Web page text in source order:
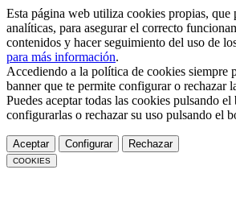
Esta página web utiliza cookies propias, que
analíticas, para asegurar el correcto
contenidos y hacer seguimiento del uso de
para más información.
Accediendo a la política de cookies siempre
banner que te permite configurar o rechazar
Puedes aceptar todas las cookies pulsando
configurarlas o rechazar su uso pulsando el
Aceptar Configurar Rechazar
COOKIES